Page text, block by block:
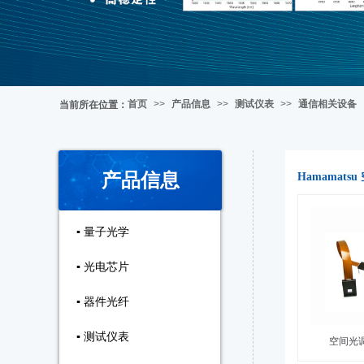
产品信息
当前所在位置 ： 首页 >> 产品信息 >> 测试仪表 >> 通信相关设备
空间光
Hamamatsu
▪ 量子光学
▪ 光电芯片
▪ 器件光纤
▪ 测试仪表